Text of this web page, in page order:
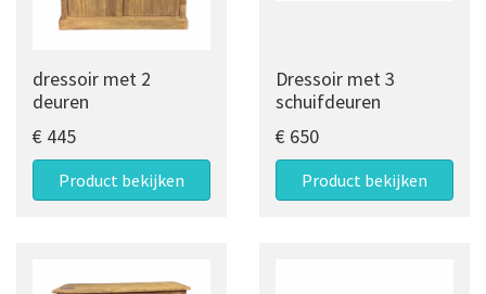
dressoir met 2
deuren
€ 445
Product bekijken
Dressoir met 3
schuifdeuren
€ 650
Product bekijken